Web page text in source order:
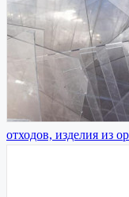
отходов, изделия из